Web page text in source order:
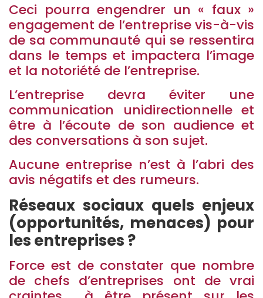
Ceci pourra engendrer un « faux »
engagement de l’entreprise vis-à-vis
de sa communauté qui se ressentira
dans le temps et impactera l’image
et la notoriété de l’entreprise.
L’entreprise devra éviter une
communication unidirectionnelle et
être à l’écoute de son audience et
des conversations à son sujet.
Aucune entreprise n’est à l’abri des
avis négatifs et des rumeurs.
Réseaux sociaux quels enjeux
(opportunités, menaces) pour
les entreprises ?
Force est de constater que nombre
de chefs d’entreprises ont de vrai